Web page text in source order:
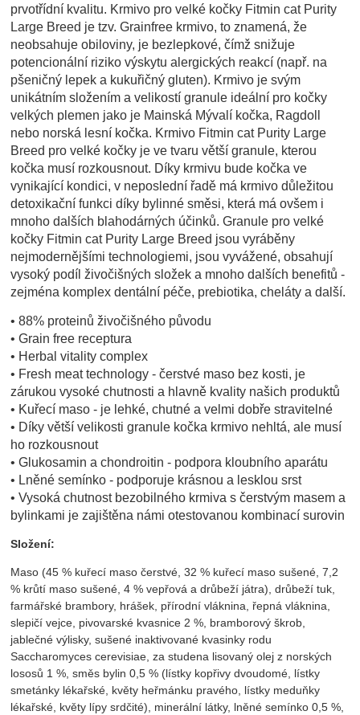
prvotřídní kvalitu. Krmivo pro velké kočky Fitmin cat Purity
Large Breed je tzv. Grainfree krmivo, to znamená, že
neobsahuje obiloviny, je bezlepkové, čímž snižuje
potencionální riziko výskytu alergických reakcí (např. na
pšeničný lepek a kukuřičný gluten). Krmivo je svým
unikátním složením a velikostí granule ideální pro kočky
velkých plemen jako je Mainská Mývalí kočka, Ragdoll
nebo norská lesní kočka. Krmivo Fitmin cat Purity Large
Breed pro velké kočky je ve tvaru větší granule, kterou
kočka musí rozkousnout. Díky krmivu bude kočka ve
vynikající kondici, v neposlední řadě má krmivo důležitou
detoxikační funkci díky bylinné směsi, která má ovšem i
mnoho dalších blahodárných účinků. Granule pro velké
kočky Fitmin cat Purity Large Breed jsou vyráběny
nejmodernějšími technologiemi, jsou vyvážené, obsahují
vysoký podíl živočišných složek a mnoho dalších benefitů -
zejména komplex dentální péče, prebiotika, cheláty a další.
• 88% proteinů živočišného původu
• Grain free receptura
• Herbal vitality complex
• Fresh meat technology - čerstvé maso bez kosti, je
zárukou vysoké chutnosti a hlavně kvality našich produktů
• Kuřecí maso - je lehké, chutné a velmi dobře stravitelné
• Díky větší velikosti granule kočka krmivo nehltá, ale musí
ho rozkousnout
• Glukosamin a chondroitin - podpora kloubního aparátu
• Lněné semínko - podporuje krásnou a lesklou srst
• Vysoká chutnost bezobilného krmiva s čerstvým masem a
bylinkami je zajištěna námi otestovanou kombinací surovin
Složení:
Maso (45 % kuřecí maso čerstvé, 32 % kuřecí maso sušené, 7,2
% krůtí maso sušené, 4 % vepřová a drůbeží játra), drůbeží tuk,
farmářské brambory, hrášek, přírodní vláknina, řepná vláknina,
slepičí vejce, pivovarské kvasnice 2 %, bramborový škrob,
jablečné výlisky, sušené inaktivované kvasinky rodu
Saccharomyces cerevisiae, za studena lisovaný olej z norských
lososů 1 %, směs bylin 0,5 % (lístky kopřivy dvoudomé, lístky
smetánky lékařské, květy heřmánku pravého, lístky meduňky
lékařské, květy lípy srdčité), minerální látky, lněné semínko 0,5 %,